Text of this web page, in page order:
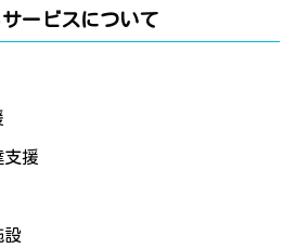
ービスについて
支援
設